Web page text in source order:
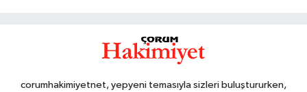
corumhakimiyetnet, yepyeni temasıyla sizleri buluştururken,